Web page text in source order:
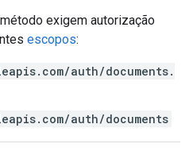
exigem autorização
escopos:
auth/documents.
auth/documents